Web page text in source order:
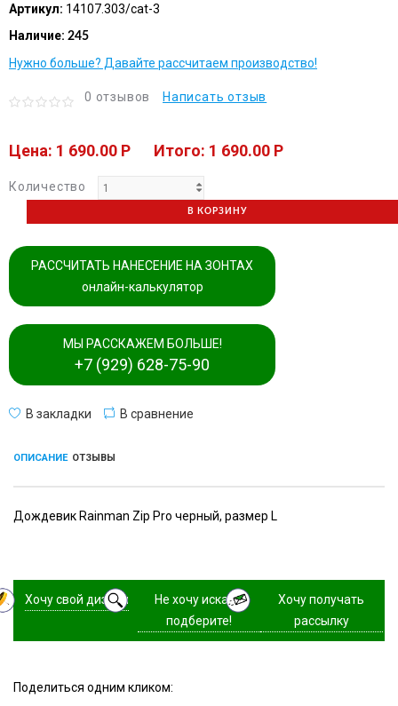
Артикул: 14107.303/cat-3
Наличие: 245
Нужно больше? Давайте рассчитаем производство!
0 отзывов Написать отзыв
Цена: 1 690.00 P Итого: 1 690.00 P
Количество
В КОРЗИНУ
РАССЧИТАТЬ НАНЕСЕНИЕ НА ЗОНТАХ
онлайн-калькулятор
МЫ РАССКАЖЕМ БОЛЬШЕ!
+7 (929) 628-75-90
В закладки В сравнение
ОПИСАНИЕ ОТЗЫВЫ
Дождевик Rainman Zip Pro черный, размер L
Хочу свой дизайн
Не хочу искать,
подберите!
Хочу получать
рассылку
Поделиться одним кликом: